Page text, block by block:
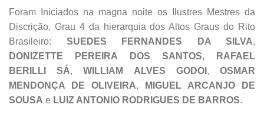
Foram Iniciados na magna noite os Ilustres Mestres da
Discrição, Grau 4 da hierarquia dos Altos Graus do Rito
Brasileiro: SUEDES FERNANDES DA SILVA,
DONIZETTE PEREIRA DOS SANTOS,
RAFAEL
BERILLI SÁ,WILLIAM ALVES GODOI ,OSMAR
MENDONÇA DE OLIVEIRA,
MIGUEL ARCANJO DE
SOUSA e LUIZ ANTONIO RODRIGUES DE BARROS.